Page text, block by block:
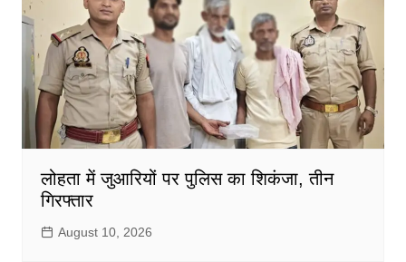
लोहता में जुआरियों पर पुलिस का शिकंजा, तीन
गिरफ्तार
August 10, 2026